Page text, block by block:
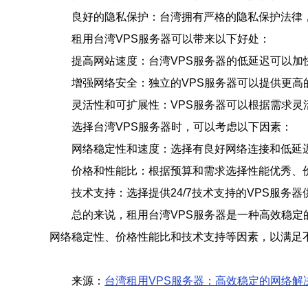
良好的隐私保护：台湾拥有严格的隐私保护法律
租用台湾VPS服务器可以带来以下好处：
提高网站速度：台湾VPS服务器的低延迟可以
增强网络安全：独立的VPS服务器可以提供更
灵活性和可扩展性：VPS服务器可以根据需求
选择台湾VPS服务器时，可以考虑以下因素：
网络稳定性和速度：选择有良好网络连接和低延
价格和性能比：根据预算和需求选择性能优秀、
技术支持：选择提供24/7技术支持的VPS服务器
总的来说，租用台湾VPS服务器是一种高效稳
网络稳定性、价格性能比和技术支持等因素，以满足
来源： 台湾租用VPS服务器：高效稳定的网络解